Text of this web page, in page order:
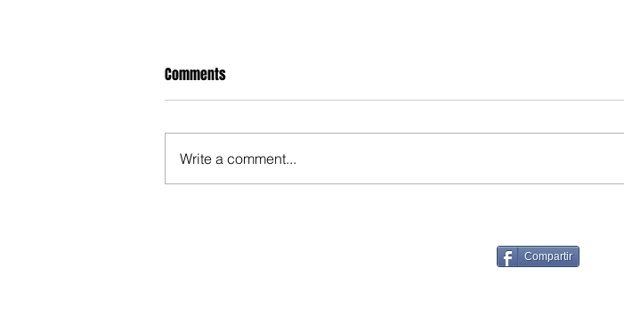
Comments
Write a comment...
Compartir